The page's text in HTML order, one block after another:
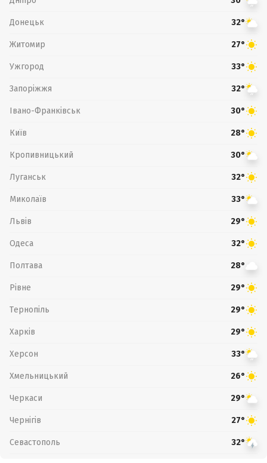
Донецьк 32°
Житомир 27°
Ужгород 33°
Запоріжжя 32°
Івано-Франківськ 30°
Київ 28°
Кропивницький 30°
Луганськ 32°
Миколаїв 33°
Львів 29°
Одеса 32°
Полтава 28°
Рівне 29°
Тернопіль 29°
Харків 29°
Херсон 33°
Хмельницький 26°
Черкаси 29°
Чернігів 27°
Севастополь 32°